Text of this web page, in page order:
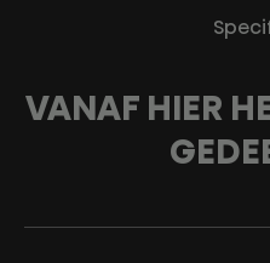
VANAF HIER